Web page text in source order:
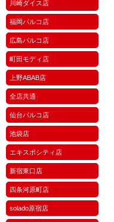
川崎ダイス店
福岡パルコ店
広島パルコ店
町田モディ店
上野ABAB店
全店共通
仙台パルコ店
池袋店
エキスポシティ店
新宿東口店
四条河原町店
solado原宿店